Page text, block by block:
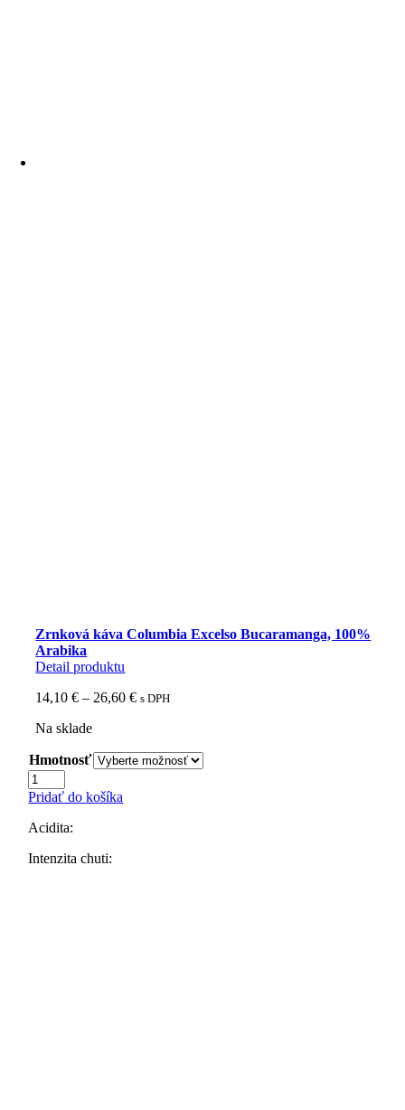
Zrnková káva Columbia Excelso Bucaramanga, 100%
Arabika
Detail produktu
14,10€ – 26,60€Price
26,60 €
s DPH
Na sklade
Hmotnosť
množstvo
Zrnková
Columbia
Bucaramanga,
Pridať do košíka
Acidita:
Intenzita chuti: